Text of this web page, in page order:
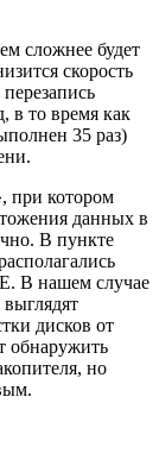
сложнее будет
скорость
в то время как
35 раз)
при котором
данных в
В пункте
В нашем случае
дисков от
обнаружить
но